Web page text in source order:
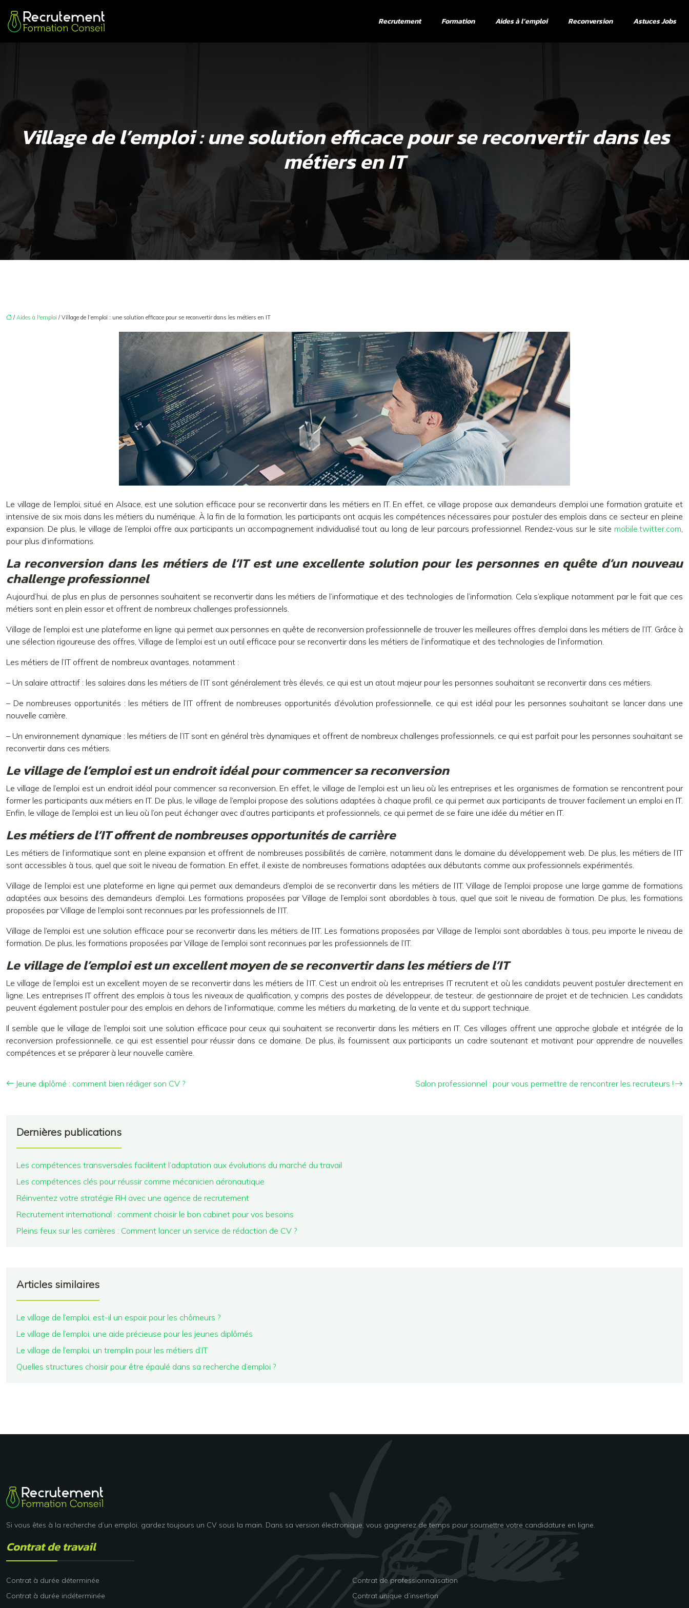
Recrutement Formation Aides à l’emploi Reconversion Astuces Jobs
Village de l’emploi : une solution efficace pour se reconvertir dans les
métiers en IT
/ Aides à l'emploi / Village de l’emploi : une solution efficace pour se reconvertir dans les métiers en IT
Le village de l’emploi, situé en Alsace, est une solution efficace pour se reconvertir dans les métiers en IT. En effet, ce village propose aux demandeurs d’emploi une formation gratuite et
intensive de six mois dans les métiers du numérique. À la fin de la formation, les participants ont acquis les compétences nécessaires pour postuler des emplois dans ce secteur en pleine
expansion. De plus, le village de l’emploi offre aux participants un accompagnement individualisé tout au long de leur parcours professionnel. Rendez-vous sur le site mobile.twitter.com,
pour plus d’informations.
La reconversion dans les métiers de l’IT est une excellente solution pour les personnes en quête d’un nouveau
challenge professionnel
Aujourd’hui, de plus en plus de personnes souhaitent se reconvertir dans les métiers de l’informatique et des technologies de l’information. Cela s’explique notamment par le fait que ces
métiers sont en plein essor et offrent de nombreux challenges professionnels.
Village de l’emploi est une plateforme en ligne qui permet aux personnes en quête de reconversion professionnelle de trouver les meilleures offres d’emploi dans les métiers de l’IT. Grâce à
une sélection rigoureuse des offres, Village de l’emploi est un outil efficace pour se reconvertir dans les métiers de l’informatique et des technologies de l’information.
Les métiers de l’IT offrent de nombreux avantages, notamment :
– Un salaire attractif : les salaires dans les métiers de l’IT sont généralement très élevés, ce qui est un atout majeur pour les personnes souhaitant se reconvertir dans ces métiers.
– De nombreuses opportunités : les métiers de l’IT offrent de nombreuses opportunités d’évolution professionnelle, ce qui est idéal pour les personnes souhaitant se lancer dans une
nouvelle carrière.
– Un environnement dynamique : les métiers de l’IT sont en général très dynamiques et offrent de nombreux challenges professionnels, ce qui est parfait pour les personnes souhaitant se
reconvertir dans ces métiers.
Le village de l’emploi est un endroit idéal pour commencer sa reconversion
Le village de l’emploi est un endroit idéal pour commencer sa reconversion. En effet, le village de l’emploi est un lieu où les entreprises et les organismes de formation se rencontrent pour
former les participants aux métiers en IT. De plus, le village de l’emploi propose des solutions adaptées à chaque profil, ce qui permet aux participants de trouver facilement un emploi en IT.
Enfin, le village de l’emploi est un lieu où l’on peut échanger avec d’autres participants et professionnels, ce qui permet de se faire une idée du métier en IT.
Les métiers de l’IT offrent de nombreuses opportunités de carrière
Les métiers de l’informatique sont en pleine expansion et offrent de nombreuses possibilités de carrière, notamment dans le domaine du développement web. De plus, les métiers de l’IT
sont accessibles à tous, quel que soit le niveau de formation. En effet, il existe de nombreuses formations adaptées aux débutants comme aux professionnels expérimentés.
Village de l’emploi est une plateforme en ligne qui permet aux demandeurs d’emploi de se reconvertir dans les métiers de l’IT. Village de l’emploi propose une large gamme de formations
adaptées aux besoins des demandeurs d’emploi. Les formations proposées par Village de l’emploi sont abordables à tous, quel que soit le niveau de formation. De plus, les formations
proposées par Village de l’emploi sont reconnues par les professionnels de l’IT.
Village de l’emploi est une solution efficace pour se reconvertir dans les métiers de l’IT. Les formations proposées par Village de l’emploi sont abordables à tous, peu importe le niveau de
formation. De plus, les formations proposées par Village de l’emploi sont reconnues par les professionnels de l’IT.
Le village de l’emploi est un excellent moyen de se reconvertir dans les métiers de l’IT
Le village de l’emploi est un excellent moyen de se reconvertir dans les métiers de l’IT. C’est un endroit où les entreprises IT recrutent et où les candidats peuvent postuler directement en
ligne. Les entreprises IT offrent des emplois à tous les niveaux de qualification, y compris des postes de développeur, de testeur, de gestionnaire de projet et de technicien. Les candidats
peuvent également postuler pour des emplois en dehors de l’informatique, comme les métiers du marketing, de la vente et du support technique.
Il semble que le village de l’emploi soit une solution efficace pour ceux qui souhaitent se reconvertir dans les métiers en IT. Ces villages offrent une approche globale et intégrée de la
reconversion professionnelle, ce qui est essentiel pour réussir dans ce domaine. De plus, ils fournissent aux participants un cadre soutenant et motivant pour apprendre de nouvelles
compétences et se préparer à leur nouvelle carrière.
Jeune diplômé : comment bien rédiger son CV ? Salon professionnel : pour vous permettre de rencontrer les recruteurs !
Dernières publications
Les compétences transversales facilitent l’adaptation aux évolutions du marché du travail
Les compétences clés pour réussir comme mécanicien aéronautique
Réinventez votre stratégie RH avec une agence de recrutement
Recrutement international : comment choisir le bon cabinet pour vos besoins
Pleins feux sur les carrières : Comment lancer un service de rédaction de CV ?
Articles similaires
Le village de l’emploi, est-il un espoir pour les chômeurs ?
Le village de l’emploi, une aide précieuse pour les jeunes diplômés
Le village de l’emploi, un tremplin pour les métiers d’IT
Quelles structures choisir pour être épaulé dans sa recherche d’emploi ?
Si vous êtes à la recherche d’un emploi, gardez toujours un CV sous la main. Dans sa version électronique, vous gagnerez de temps pour soumettre votre candidature en ligne.
Contrat de travail
Contrat à durée déterminée
Contrat à durée indéterminée
Contrat de professionnalisation
Contrat unique d’insertion